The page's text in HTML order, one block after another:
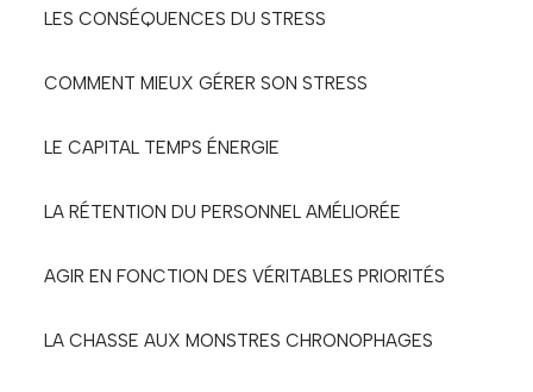
LES CONSÉQUENCES DU STRESS
COMMENT MIEUX GÉRER SON STRESS
LE CAPITAL TEMPS ÉNERGIE
LA RÉTENTION DU PERSONNEL AMÉLIORÉE
AGIR EN FONCTION DES VÉRITABLES PRIORITÉS
LA CHASSE AUX MONSTRES CHRONOPHAGES